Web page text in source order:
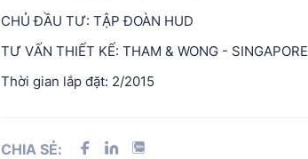
CHỦ ĐẦU TƯ: TẬP ĐOÀN HUD
TƯ VẤN THIẾT KẾ: THAM & WONG - SINGAPORE
Thời gian lắp đặt: 2/2015
CHIA SẺ: